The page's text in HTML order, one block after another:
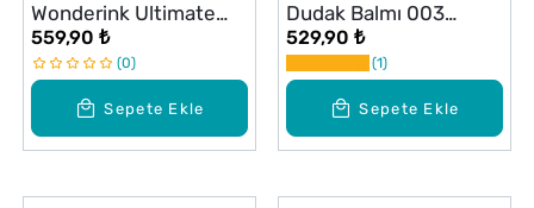
Sepete Ekle
Wonderink Ultimate
Eyeliner Brown
559,90 ₺
0
Sepete Ekle
Dudak Balmı 003
Mellow Mocha
529,90 ₺
1